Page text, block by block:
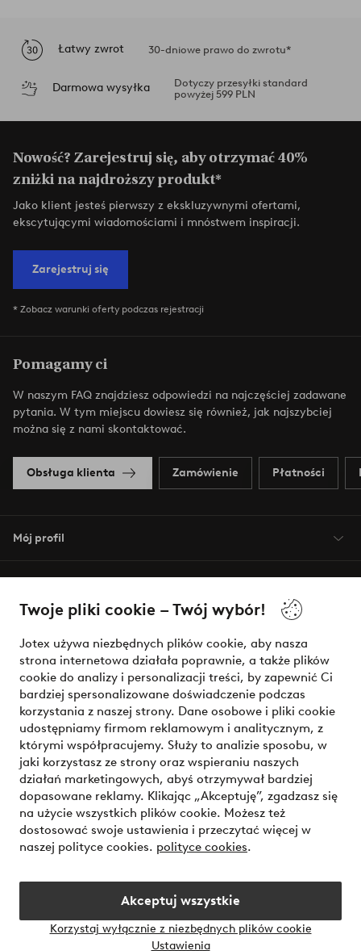
Twoje pliki cookie – Twój wybór!
Jotex używa niezbędnych plików cookie, aby nasza
strona internetowa działała poprawnie, a także plików
cookie do analizy i personalizacji treści, by zapewnić Ci
bardziej spersonalizowane doświadczenie podczas
korzystania z naszej strony. Dane osobowe i pliki cookie
udostępniamy firmom reklamowym i analitycznym, z
którymi współpracujemy. Służy to analizie sposobu, w
jaki korzystasz ze strony oraz wspieraniu naszych
działań marketingowych, abyś otrzymywał bardziej
dopasowane reklamy. Klikając „Akceptuję”, zgadzasz się
na użycie wszystkich plików cookie. Możesz też
dostosować swoje ustawienia i przeczytać więcej w
naszej polityce cookies. polityce cookies.
Akceptuj wszystkie
Korzystaj wyłącznie z niezbędnych plików cookie
Ustawienia
Łatwy zwrot 30-dniowe prawo do zwrotu*
Darmowa wysyłka
Dotyczy przesyłki standard
powyżej 599 PLN
Nowość? Zarejestruj się, aby otrzymać 40%
zniżki na najdroższy produkt*
Jako klient jesteś pierwszy z ekskluzywnymi ofertami,
ekscytującymi wiadomościami i mnóstwem inspiracji.
Zarejestruj się
* Zobacz warunki oferty podczas rejestracji
Pomagamy ci
W naszym FAQ znajdziesz odpowiedzi na najczęściej zadawane
pytania. W tym miejscu dowiesz się również, jak najszybciej
można się z nami skontaktować.
Obsługa klienta Zamówienie Płatności
Mój profil
Warunki
Bezpieczne płatności - zapłać teraz lub podziel się
Chcesz dowiedzieć się więcej o naszych opcjach płatności